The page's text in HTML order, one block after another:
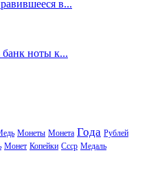
в...
банк ноты к...
Монеты Монета Года Рублей
Монет Копейки Ссср Медаль